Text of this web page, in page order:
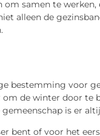
samen te
alleen de
bestemming voor
om de winter door te
is er
bent of voor het